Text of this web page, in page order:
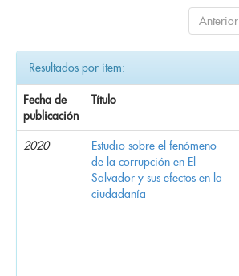
Anterior
Resultados por ítem:
Fecha de
publicación
Título
2020
Estudio sobre el fenómeno
de la corrupción en El
Salvador y sus efectos en la
ciudadanía